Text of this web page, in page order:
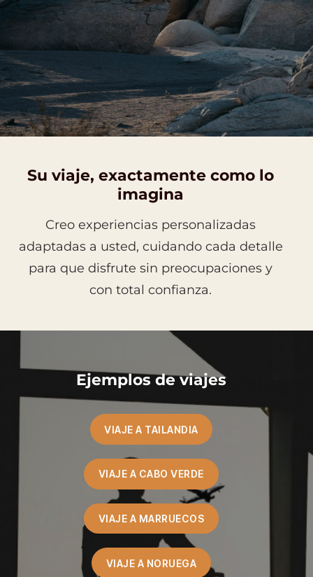
Su viaje, exactamente como lo
imagina
Creo experiencias personalizadas
adaptadas a usted, cuidando cada detalle
para que disfrute sin preocupaciones y
con total confianza.
Ejemplos de viajes
VIAJE A TAILANDIA
VIAJE A CABO VERDE
VIAJE A MARRUECOS
VIAJE A NORUEGA